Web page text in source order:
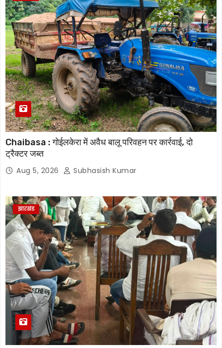
Chaibasa : गोईलकेरा में अवैध बालू परिवहन पर कार्रवाई, दो
ट्रैक्टर जब्त
Aug 5, 2026 Subhasish Kumar
झारखंड